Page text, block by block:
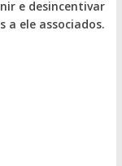
e desincentivar
a ele associados.